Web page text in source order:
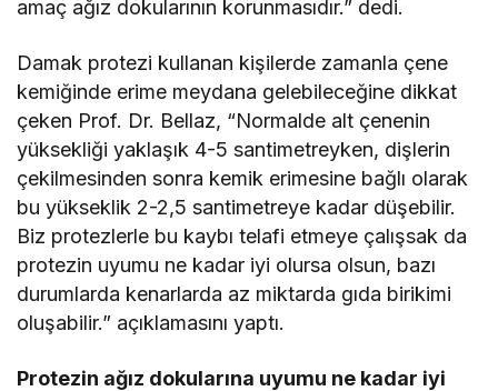
amaç ağız dokularının korunmasıdır.” dedi.
Damak protezi kullanan kişilerde zamanla çene
kemiğinde erime meydana gelebileceğine dikkat
çeken Prof. Dr. Bellaz, “Normalde alt çenenin
yüksekliği yaklaşık 4-5 santimetreyken, dişlerin
çekilmesinden sonra kemik erimesine bağlı olarak
bu yükseklik 2-2,5 santimetreye kadar düşebilir.
Biz protezlerle bu kaybı telafi etmeye çalışsak da
protezin uyumu ne kadar iyi olursa olsun, bazı
durumlarda kenarlarda az miktarda gıda birikimi
oluşabilir.” açıklamasını yaptı.
Protezin ağız dokularına uyumu ne kadar iyi